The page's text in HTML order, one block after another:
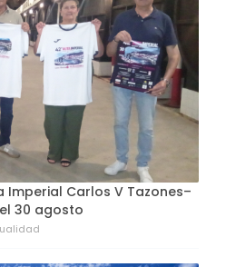
Imperial Carlos V Tazones–
30 agosto